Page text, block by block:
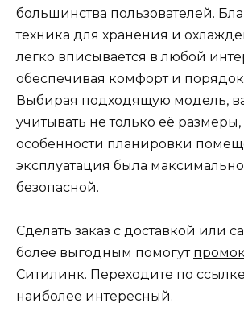
большинства пользователей.
техника для хранения и
легко вписывается в любой
обеспечивая комфорт и порядок
Выбирая подходящую модель,
учитывать не только её размеры,
особенности планировки
эксплуатация была
безопасной.
Сделать заказ с доставкой или
более выгодным помогут
Ситилинк. Переходите по
наиболее интересный.